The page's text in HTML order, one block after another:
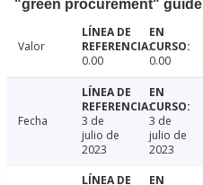
"green procurement" guide
Valor
0.00
0.00
Fecha
3 de
julio de
2023
3 de
julio de
2023